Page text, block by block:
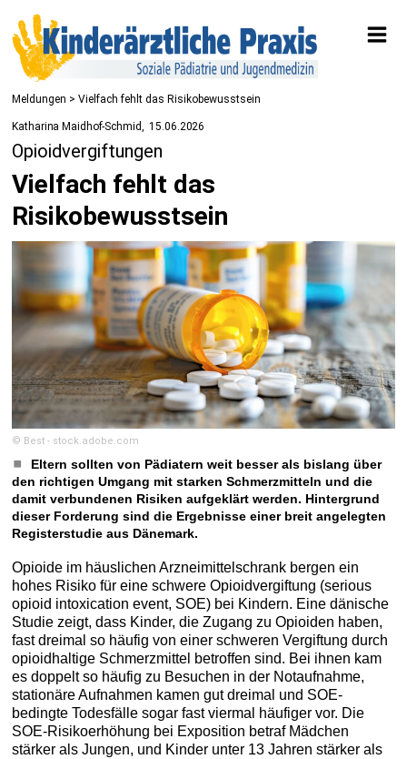
Meldungen > Vielfach fehlt das Risikobewusstsein
Katharina Maidhof-Schmid 15.06.2026
Opioidvergiftungen
Vielfach fehlt das
Risikobewusstsein
© Best - stock.adobe.com
Eltern sollten von Pädiatern weit besser als bislang über
den richtigen Umgang mit starken Schmerzmitteln und die
damit verbundenen Risiken aufgeklärt werden. Hintergrund
dieser Forderung sind die Ergebnisse einer breit angelegten
Registerstudie aus Dänemark.
Opioide im häuslichen Arzneimittelschrank bergen ein
hohes Risiko für eine schwere Opioidvergiftung (serious
opioid intoxication event, SOE) bei Kindern. Eine dänische
Studie zeigt, dass Kinder, die Zugang zu Opioiden haben,
fast dreimal so häufig von einer schweren Vergiftung durch
opioidhaltige Schmerzmittel betroffen sind. Bei ihnen kam
es doppelt so häufig zu Besuchen in der Notaufnahme,
stationäre Aufnahmen kamen gut dreimal und SOE-
bedingte Todesfälle sogar fast viermal häufiger vor. Die
SOE-Risikoerhöhung bei Exposition betraf Mädchen
stärker als Jungen, und Kinder unter 13 Jahren stärker als